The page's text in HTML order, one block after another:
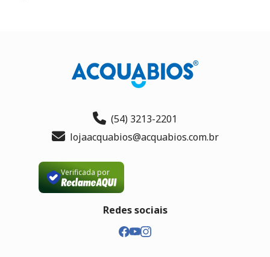
(54) 3213-2201
lojaacquabios@acquabios.com.br
Verificada por
Redes sociais